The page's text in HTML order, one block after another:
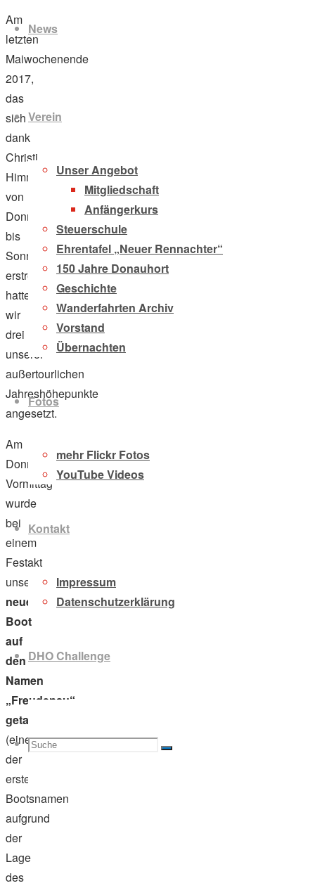
Inhalt
springenNews
Verein
Unser Angebot
Mitgliedschaft
Anfängerkurs
Steuerschule
Ehrentafel „Neuer Rennachter“
150 Jahre Donauhort
Geschichte
Wanderfahrten Archiv
Vorstand
Übernachten
Fotos
mehr Flickr Fotos
YouTube Videos
Kontakt
Impressum
Datenschutzerklärung
DHO Challenge
Suche
Suchen
Suche
Am
letzten
Maiwochenende
2017,
das
sich
dank
Christi
Himmelfahrt
von
Donnerstag
bis
Sonntag
erstreckte,
hatten
wir
drei
unserer
außertourlichen
Jahreshöhepunkte
angesetzt.
Am
Donnerstag
Vormittag
wurde
bei
einem
Festakt
unser
neues
Boot
auf
den
Namen
„Freudenau“
getauft
(einer
der
ersten
Bootsnamen
aufgrund
der
Lage
des